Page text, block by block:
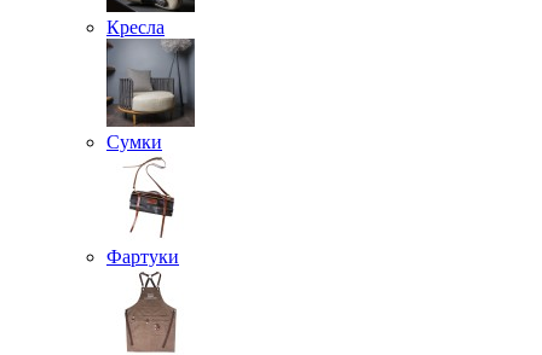
Кресла
Сумки
Фартуки